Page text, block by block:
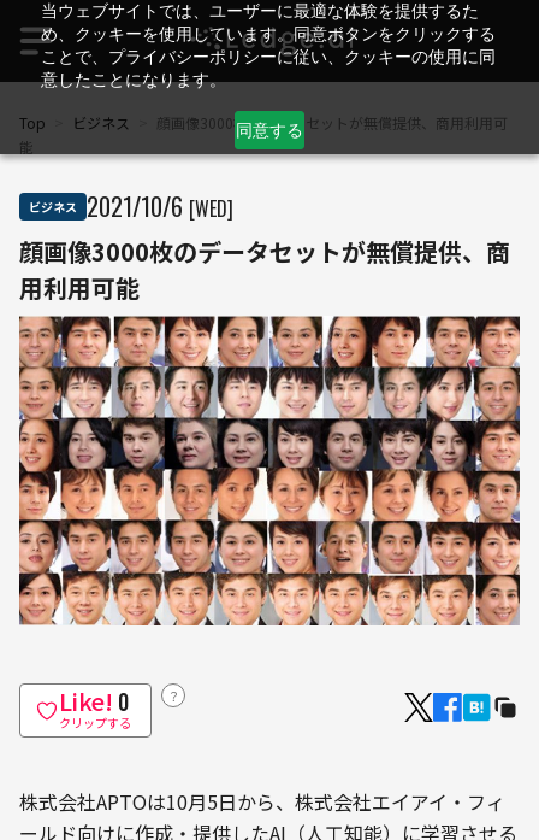
当ウェブサイトでは、ユーザーに最適な体験を提供するた
め、クッキーを使用しています。同意ボタンをクリックする
ことで、プライバシーポリシーに従い、クッキーの使用に同
意したことになります。
同意する
Top ビジネス
顔画像3000枚のデータセットが無償提供、商用利用可
能
ビジネス 2021/10/6 [WED]
顔画像3000枚のデータセットが無償提供、商
用利用可能
Like! 0
クリップする
？
株式会社APTOは10月5日から、株式会社エイアイ・フィ
ールド向けに作成・提供したAI（人工知能）に学習させる